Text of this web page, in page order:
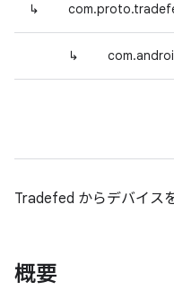
↳
↳
Tradefed からデバイス
概要